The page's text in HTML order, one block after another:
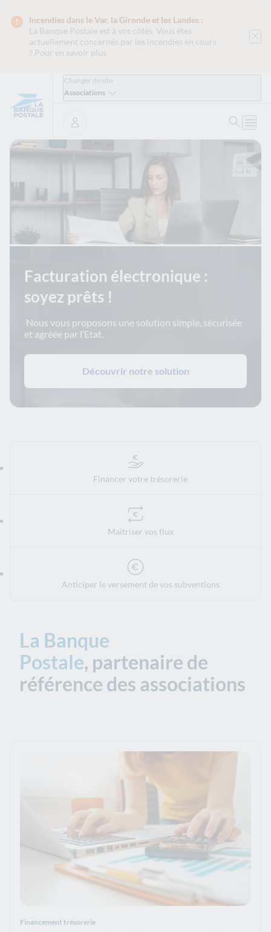
Incendies dans le Var, la Gironde et les Landes :
La Banque Postale est à vos côtés. Vous êtes
actuellement concernés par les incendies en cours
? Pour en savoir plus
Changer de site
Associations
Se connecter
Facturation électronique :
soyez prêts !
Nous vous proposons une solution simple, sécurisée
et agréée par l’Etat.
Découvrir notre solution
Financer votre trésorerie
Maîtriser vos flux
Anticiper le versement de vos subventions
La Banque
Postale, partenaire de
référence des associations
Financement trésorerie